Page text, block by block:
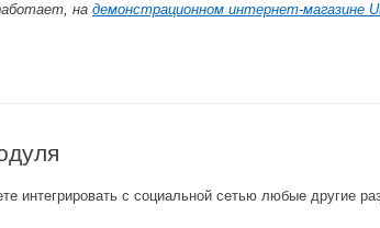
на демонстрационном интернет-магазине
интегрировать с социальной сетью любые другие